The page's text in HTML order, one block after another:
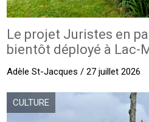
Le projet Juristes en
bientôt déployé à Lac-
Adèle St-Jacques / 27 juillet 2026
CULTURE